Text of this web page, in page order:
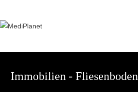
springen
Immobilien - Fliesenboden